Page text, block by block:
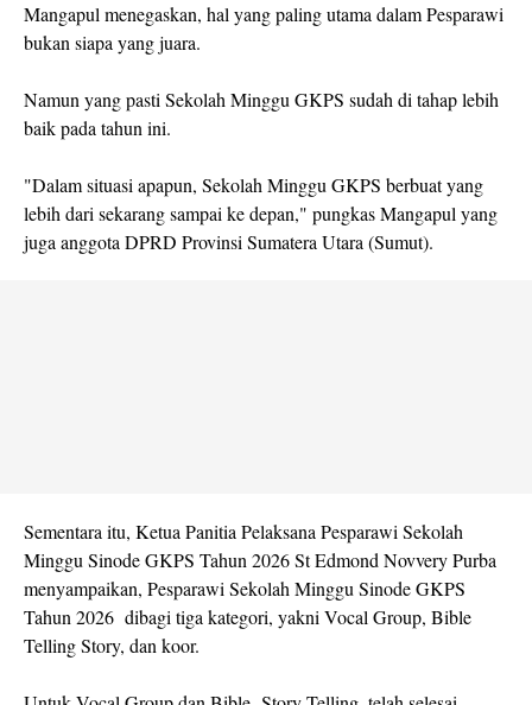
Mangapul menegaskan, hal yang paling utama dalam Pesparawi
bukan siapa yang juara.
Namun yang pasti Sekolah Minggu GKPS sudah di tahap lebih
baik pada tahun ini.
"Dalam situasi apapun, Sekolah Minggu GKPS berbuat yang
lebih dari sekarang sampai ke depan," pungkas Mangapul yang
juga anggota DPRD Provinsi Sumatera Utara (Sumut).
Sementara itu, Ketua Panitia Pelaksana Pesparawi Sekolah
Minggu Sinode GKPS Tahun 2026 St Edmond Novvery Purba
menyampaikan, Pesparawi Sekolah Minggu Sinode GKPS
Tahun 2026 dibagi tiga kategori, yakni Vocal Group, Bible
Telling Story, dan koor.